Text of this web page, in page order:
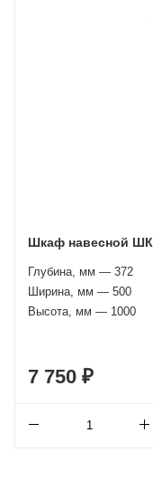
Шкаф навесной
Глубина, мм — 372
Ширина, мм — 500
Высота, мм — 1000
7 750 ₽